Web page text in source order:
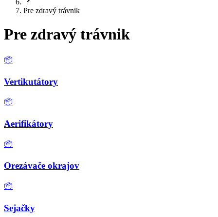
Pre zdravý trávnik
Pre zdravý trávnik
📦
Vertikutátory
📦
Aerifikátory
📦
Orezávače okrajov
📦
Sejačky